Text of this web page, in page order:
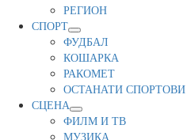
РЕГИОН
СПОРТ
ФУДБАЛ
КОШАРКА
РАКОМЕТ
ОСТАНАТИ СПОРТОВИ
СЦЕНА
ФИЛМ И ТВ